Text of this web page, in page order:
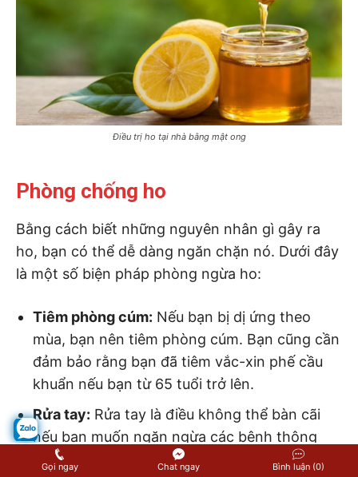
Điều trị ho tại nhà bằng mật ong
Phòng chống ho
Bằng cách biết những nguyên nhân gì gây ra
ho, bạn có thể dễ dàng ngăn chặn nó. Dưới đây
là một số biện pháp phòng ngừa ho:
Tiêm phòng cúm: Nếu bạn bị dị ứng theo
mùa, bạn nên tiêm phòng cúm. Bạn cũng cần
đảm bảo rằng bạn đã tiêm vắc-xin phế cầu
khuẩn nếu bạn từ 65 tuổi trở lên.
Rửa tay: Rửa tay là điều không thể bàn cãi
nếu bạn muốn ngăn ngừa các bệnh thông
thường như ho hoặc cảm lạnh. Nên rửa tay
Gọi ngay Chat ngay Bình luận (0)